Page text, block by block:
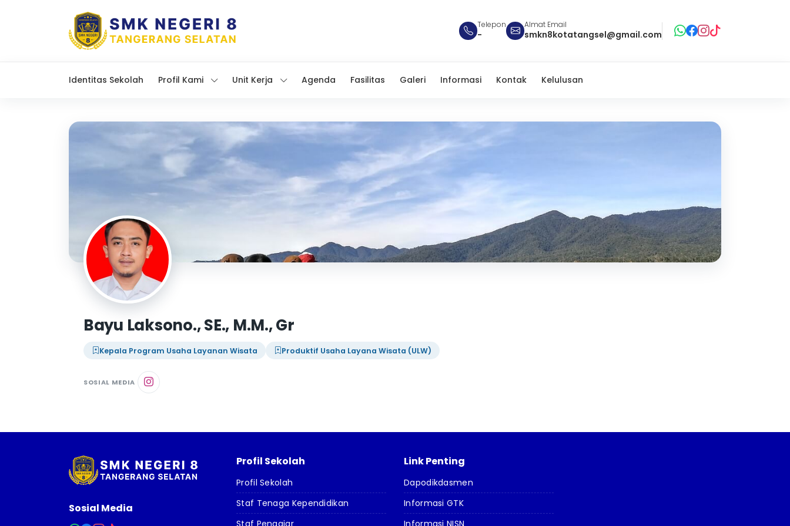
Telepon
-
Almat Email
smkn8kotatangsel@gmail.com
Identitas Sekolah Profil Kami Unit Kerja Agenda Fasilitas Galeri Informasi Kontak Kelulusan
Bayu Laksono., SE., M.M., Gr
Kepala Program Usaha Layanan Wisata Produktif Usaha Layana Wisata (ULW)
SOSIAL MEDIA
Sosial Media
Profil Sekolah
Profil Sekolah
Staf Tenaga Kependidikan
Staf Pengajar
Link Penting
Dapodikdasmen
Informasi GTK
Informasi NISN